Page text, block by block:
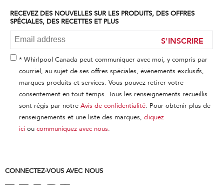
RECEVEZ DES NOUVELLES SUR LES PRODUITS, DES OFFRES
SPÉCIALES, DES RECETTES ET PLUS
S'INSCRIRE
* Whirlpool Canada peut communiquer avec moi, y compris par
courriel, au sujet de ses offres spéciales, événements exclusifs,
marques produits et services. Vous pouvez retirer votre
consentement en tout temps. Tous les renseignements recueillis
sont régis par notre Avis de confidentialité. Pour obtenir plus de
renseignements et une liste des marques, cliquez
ici ou communiquez avec nous.
CONNECTEZ-VOUS AVEC NOUS